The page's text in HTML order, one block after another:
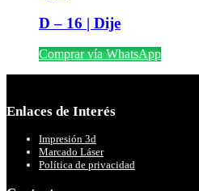
D – 16 | Dije
Comprar vía WhatsApp
Enlaces de Interés
Impresión 3d
Marcado Láser
Política de privacidad